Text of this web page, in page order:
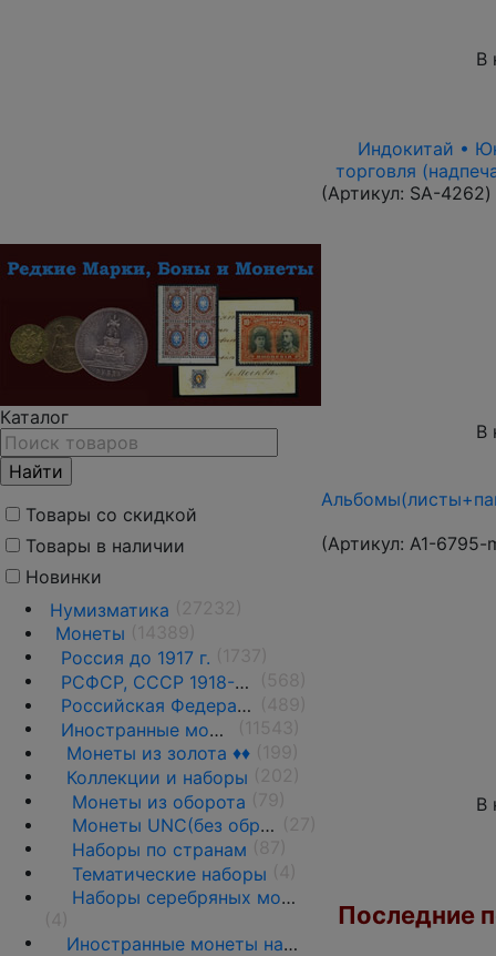
Каталог
Товары со скидкой
Товары в наличии
Новинки
Нумизматика
Монеты
Россия до 1917 г.
РСФСР, СССР 1918-1991 гг.
Российская Федерация 1991 г.- н.д.
Иностранные монеты
Монеты из золота ♦♦
Коллекции и наборы
Монеты из оборота
Монеты UNC(без обращения)
Наборы по странам
Тематические наборы
Наборы серебряных монет
Иностранные монеты на вес
В
Индокитай •
торговля
(Артикул: SA-4262)
В
(Артикул: A1-6795-
В
Последние